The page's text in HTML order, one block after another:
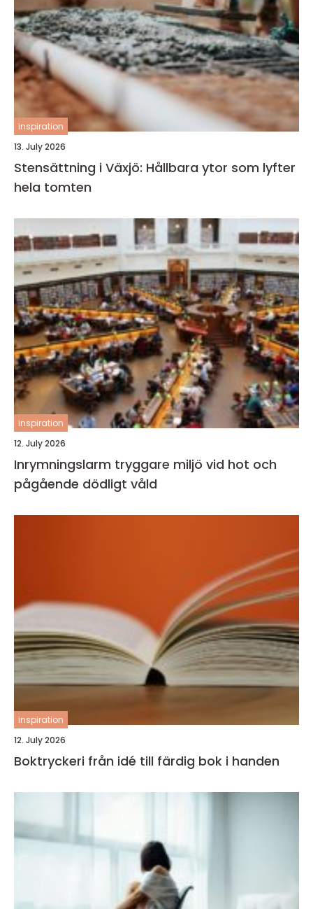
inspiration
13. July 2026
Stensättning i Växjö: Hållbara ytor som lyfter
hela tomten
inspiration
12. July 2026
Inrymningslarm tryggare miljö vid hot och
pågående dödligt våld
inspiration
12. July 2026
Boktryckeri från idé till färdig bok i handen